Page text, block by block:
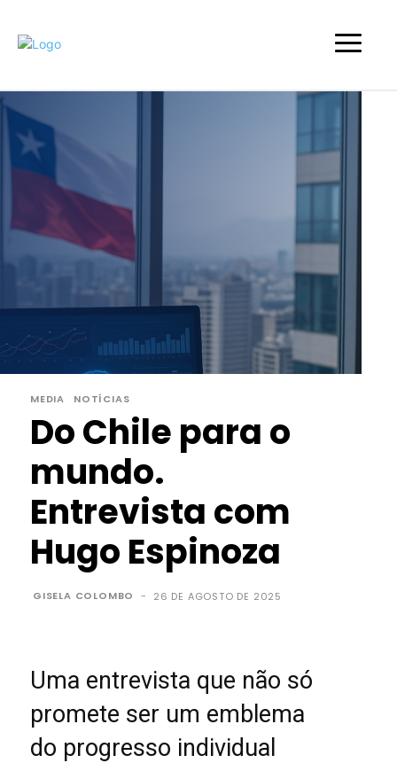
MEDIA NOTÍCIAS
Do Chile para o
mundo.
Entrevista com
Hugo Espinoza
GISELA COLOMBO - 26 DE AGOSTO DE 2025
Uma entrevista que não só
promete ser um emblema
do progresso individual